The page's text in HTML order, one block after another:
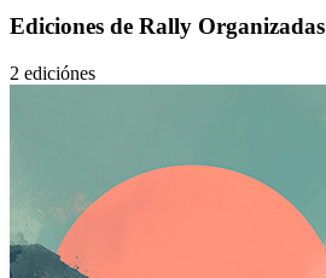
Ediciones de Rally Organizadas
2 ediciónes